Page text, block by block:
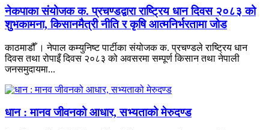
नेकपाका संयोजक क. प्रचण्डद्वारा राष्ट्रिय धान दिवस २०८३ को
शुभकामना, किसानमैत्री नीति र कृषि आत्मनिर्भरतामा जोड
काठमाडौँ । नेपाल कम्युनिष्ट पार्टीका संयोजक क. प्रचण्डले राष्ट्रिय धान
दिवस तथा रोपाइँ दिवस २०८३ को अवसरमा सम्पूर्ण किसान तथा नेपाली
जनसमुदायमा...
धान : मानव जीवनको आधार, सभ्यताको मेरुदण्ड